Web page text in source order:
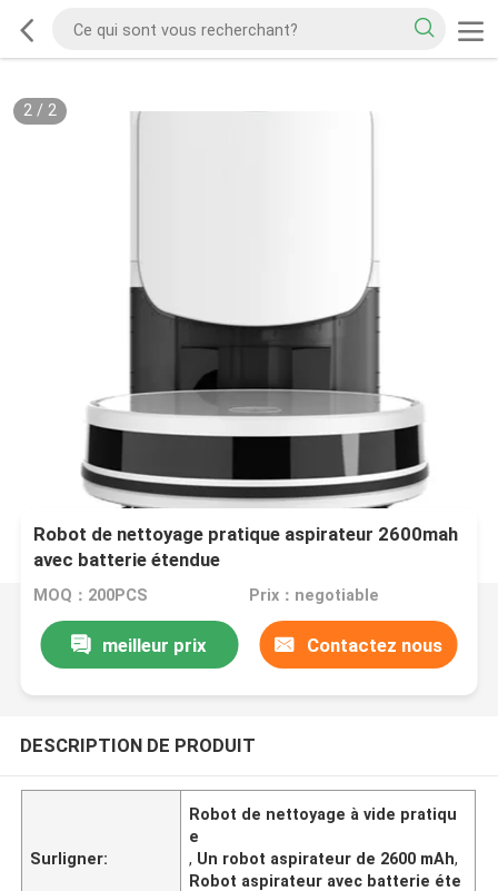
2/ 2
Robot de nettoyage pratique aspirateur 2600mah
avec batterie étendue
MOQ：200PCS Prix：negotiable
meilleur prix Contactez nous
DESCRIPTION DE PRODUIT
Surligner:
Robot de nettoyage à vide pratiqu
e
, Un robot aspirateur de 2600 mAh,
Robot aspirateur avec batterie éte